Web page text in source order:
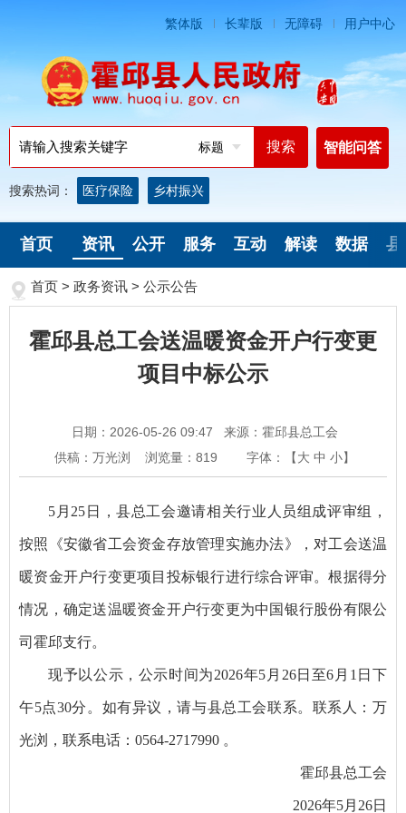
繁体版 长辈版 无障碍 用户中心
标题 智能问答
搜索热词： 医疗保险 乡村振兴
首页 资讯 公开 服务 互动 解读 数据 县
首页 > 政务资讯 > 公示公告
霍邱县总工会送温暖资金开户行变更
项目中标公示
日期：2026-05-26 09:47
来源：霍邱县总工会
供稿：万光浏
浏览量： 819 字体：【大 中 小】
5月25日，县总工会邀请相关行业人员组成评审组，
按照《安徽省工会资金存放管理实施办法》，对工会送温
暖资金开户行变更项目投标银行进行综合评审。根据得分
情况，确定送温暖资金开户行变更为中国银行股份有限公
司霍邱支行。
现予以公示，公示时间为2026年5月26日至6月1日下
午5点30分。如有异议，请与县总工会联系。联系人：万
光浏，联系电话：0564-2717990 。
霍邱县总工会
2026年5月26日